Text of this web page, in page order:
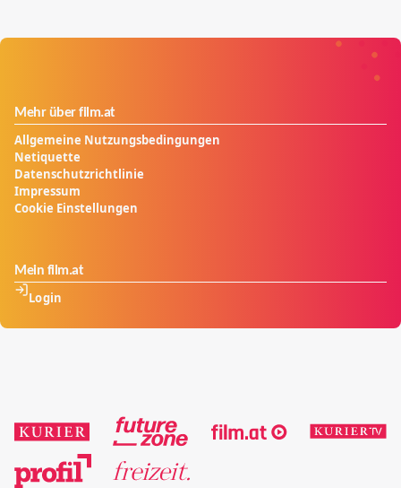
Mehr über film.at
Allgemeine Nutzungsbedingungen
Netiquette
Datenschutzrichtlinie
Impressum
Cookie Einstellungen
Mein film.at
Login